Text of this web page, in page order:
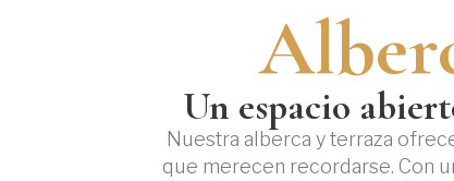
Un espacio
Nuestra alberca y terraza
que merecen recordarse. Con